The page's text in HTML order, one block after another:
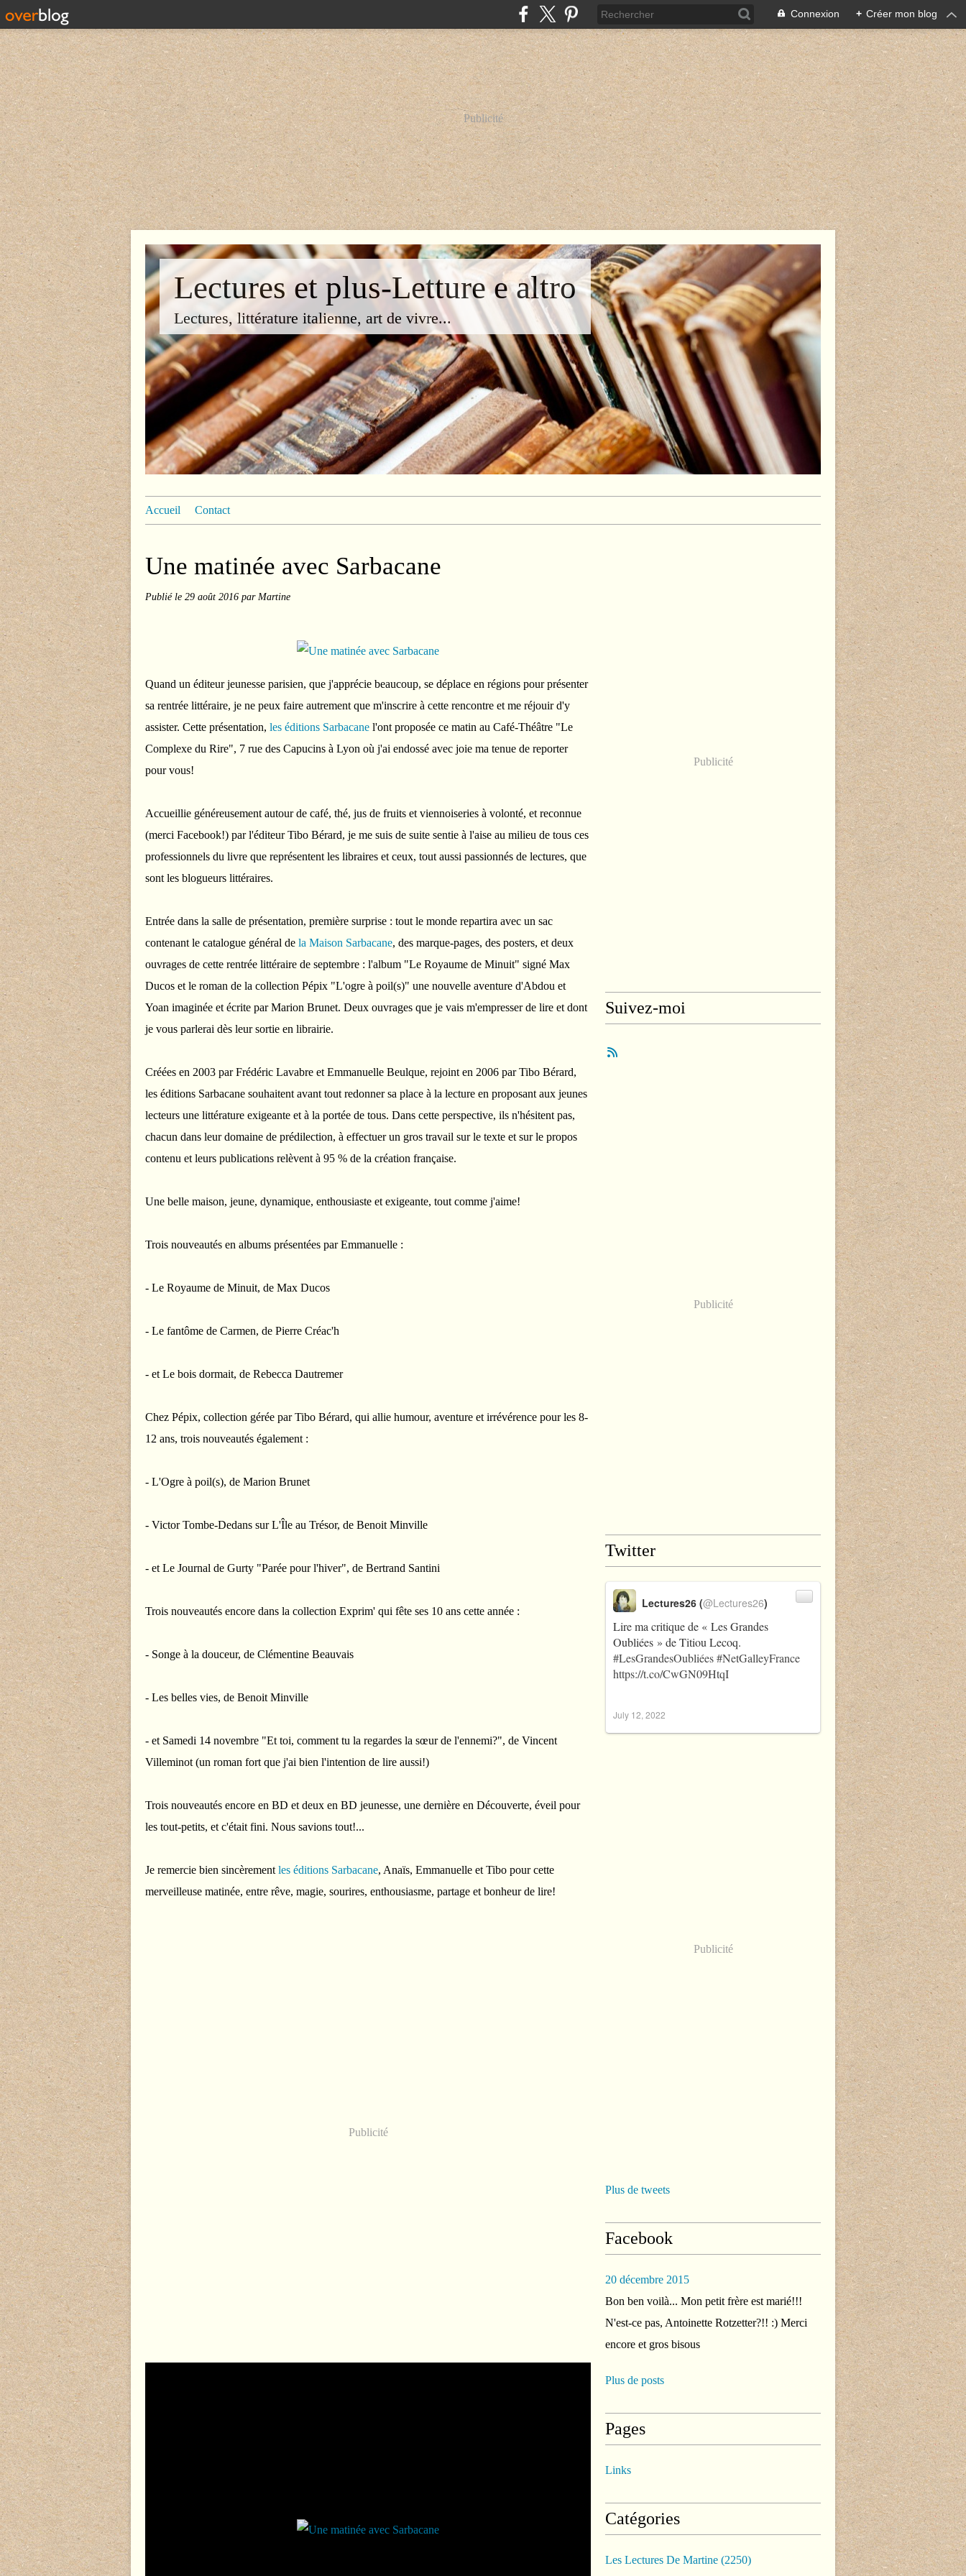
Connexion + Créer mon blog
Publicité
Lectures et plus-Letture e altro
Lectures, littérature italienne, art de vivre...
Accueil Contact
Une matinée avec Sarbacane
Publié le 29 août 2016 par Martine
Quand un éditeur jeunesse parisien, que j'apprécie beaucoup, se déplace en régions pour présenter
sa rentrée littéraire, je ne peux faire autrement que m'inscrire à cette rencontre et me réjouir d'y
assister. Cette présentation, les éditions Sarbacane l'ont proposée ce matin au Café-Théâtre "Le
Complexe du Rire", 7 rue des Capucins à Lyon où j'ai endossé avec joie ma tenue de reporter
pour vous!
Accueillie généreusement autour de café, thé, jus de fruits et viennoiseries à volonté, et reconnue
(merci Facebook!) par l'éditeur Tibo Bérard, je me suis de suite sentie à l'aise au milieu de tous ces
professionnels du livre que représentent les libraires et ceux, tout aussi passionnés de lectures, que
sont les blogueurs littéraires.
Entrée dans la salle de présentation, première surprise : tout le monde repartira avec un sac
contenant le catalogue général de la Maison Sarbacane, des marque-pages, des posters, et deux
ouvrages de cette rentrée littéraire de septembre : l'album "Le Royaume de Minuit" signé Max
Ducos et le roman de la collection Pépix "L'ogre à poil(s)" une nouvelle aventure d'Abdou et
Yoan imaginée et écrite par Marion Brunet. Deux ouvrages que je vais m'empresser de lire et dont
je vous parlerai dès leur sortie en librairie.
Créées en 2003 par Frédéric Lavabre et Emmanuelle Beulque, rejoint en 2006 par Tibo Bérard,
les éditions Sarbacane souhaitent avant tout redonner sa place à la lecture en proposant aux jeunes
lecteurs une littérature exigeante et à la portée de tous. Dans cette perspective, ils n'hésitent pas,
chacun dans leur domaine de prédilection, à effectuer un gros travail sur le texte et sur le propos
contenu et leurs publications relèvent à 95 % de la création française.
Une belle maison, jeune, dynamique, enthousiaste et exigeante, tout comme j'aime!
Trois nouveautés en albums présentées par Emmanuelle :
- Le Royaume de Minuit, de Max Ducos
- Le fantôme de Carmen, de Pierre Créac'h
- et Le bois dormait, de Rebecca Dautremer
Chez Pépix, collection gérée par Tibo Bérard, qui allie humour, aventure et irrévérence pour les 8-
12 ans, trois nouveautés également :
- L'Ogre à poil(s), de Marion Brunet
- Victor Tombe-Dedans sur L'Île au Trésor, de Benoit Minville
- et Le Journal de Gurty "Parée pour l'hiver", de Bertrand Santini
Trois nouveautés encore dans la collection Exprim' qui fête ses 10 ans cette année :
- Songe à la douceur, de Clémentine Beauvais
- Les belles vies, de Benoit Minville
- et Samedi 14 novembre "Et toi, comment tu la regardes la sœur de l'ennemi?", de Vincent
Villeminot (un roman fort que j'ai bien l'intention de lire aussi!)
Trois nouveautés encore en BD et deux en BD jeunesse, une dernière en Découverte, éveil pour
les tout-petits, et c'était fini. Nous savions tout!...
Je remercie bien sincèrement les éditions Sarbacane, Anaïs, Emmanuelle et Tibo pour cette
merveilleuse matinée, entre rêve, magie, sourires, enthousiasme, partage et bonheur de lire!
Publicité
Publicité
Suivez-moi
Publicité
Twitter
Lire ma critique de « Les Grandes
Oubliées » de Titiou Lecoq.
#LesGrandesOubliées#NetGalleyFrance
https://t.co/CwGN09HtqI
Lectures26 (@Lectures26)
July 12, 2022
Publicité
Plus de tweets
Facebook
20 décembre 2015
Bon ben voilà... Mon petit frère est marié!!!
N'est-ce pas, Antoinette Rotzetter?!! :) Merci
encore et gros bisous
Plus de posts
Pages
Links
Catégories
Les Lectures De Martine (2250)